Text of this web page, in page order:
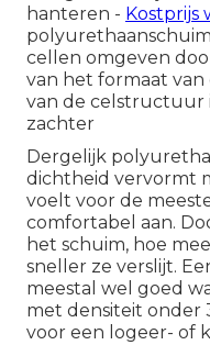
hanteren - Kostprijs
cellen omgeven
van het formaat
van de celstructuur
zachter
Dergelijk
dichtheid vervormt
voelt voor de
comfortabel aan.
het schuim, hoe
sneller ze verslijt.
meestal wel goed
met densiteit onder
voor een logeer- of